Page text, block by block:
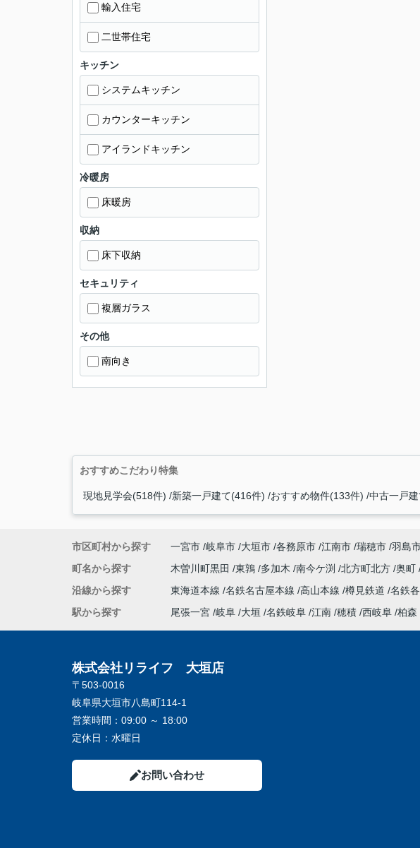
輸入住宅
二世帯住宅
キッチン
システムキッチン
カウンターキッチン
アイランドキッチン
冷暖房
床暖房
収納
床下収納
セキュリティ
複層ガラス
その他
南向き
おすすめこだわり特集
現地見学会(518件) 新築一戸建て(416件) おすすめ物件(133件) 中古一戸
市区町村から探す 一宮市 岐阜市 大垣市 各務原市 江南市 瑞穂市 羽島
町名から探す
木曽川町黒田 東鶉 多加木 南今ケ渕 北方町北方 奥町
沿線から探す
東海道本線 名鉄名古屋本線 高山本線 樽見鉄道 名鉄
駅から探す
尾張一宮 岐阜 大垣 名鉄岐阜 江南 穂積 西岐阜 柏森
株式会社リライフ 大垣店
〒503-0016
岐阜県大垣市八島町114-1
営業時間： 09:00 ～ 18:00
定休日： 水曜日
お問い合わせ